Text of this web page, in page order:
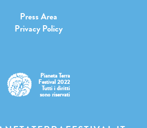
Press Area
Privacy Policy
Pianeta Terra
Festival 2022
Tutti i diritti
sono riservati